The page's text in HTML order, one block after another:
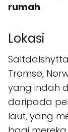
rumah.
Lokasi
Tromsø,
yang indah
daripada
laut, yang